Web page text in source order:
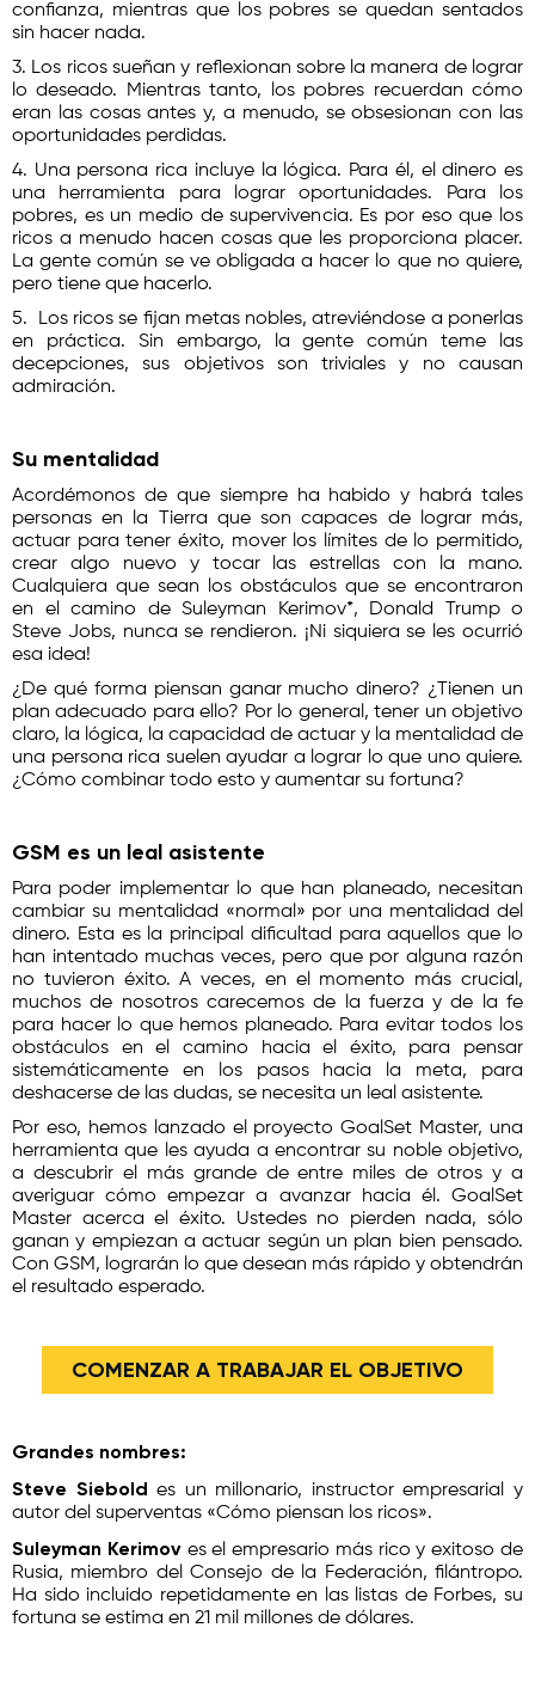
confianza, mientras que los pobres se quedan sentados
sin hacer nada.
3. Los ricos sueñan y reflexionan sobre la manera de lograr
lo deseado. Mientras tanto, los pobres recuerdan cómo
eran las cosas antes y, a menudo, se obsesionan con las
oportunidades perdidas.
4. Una persona rica incluye la lógica. Para él, el dinero es
una herramienta para lograr oportunidades. Para los
pobres, es un medio de supervivencia. Es por eso que los
ricos a menudo hacen cosas que les proporciona placer.
La gente común se ve obligada a hacer lo que no quiere,
pero tiene que hacerlo.
5. Los ricos se fijan metas nobles, atreviéndose a ponerlas
en práctica. Sin embargo, la gente común teme las
decepciones, sus objetivos son triviales y no causan
admiración.
Su mentalidad
Acordémonos de que siempre ha habido y habrá tales
personas en la Tierra que son capaces de lograr más,
actuar para tener éxito, mover los límites de lo permitido,
crear algo nuevo y tocar las estrellas con la mano.
Cualquiera que sean los obstáculos que se encontraron
en el camino de Suleyman Kerimov*, Donald Trump o
Steve Jobs, nunca se rendieron. ¡Ni siquiera se les ocurrió
esa idea!
¿De qué forma piensan ganar mucho dinero? ¿Tienen un
plan adecuado para ello? Por lo general, tener un objetivo
claro, la lógica, la capacidad de actuar y la mentalidad de
una persona rica suelen ayudar a lograr lo que uno quiere.
¿Cómo combinar todo esto y aumentar su fortuna?
GSM es un leal asistente
Para poder implementar lo que han planeado, necesitan
cambiar su mentalidad «normal» por una mentalidad del
dinero. Esta es la principal dificultad para aquellos que lo
han intentado muchas veces, pero que por alguna razón
no tuvieron éxito. A veces, en el momento más crucial,
muchos de nosotros carecemos de la fuerza y de la fe
para hacer lo que hemos planeado. Para evitar todos los
obstáculos en el camino hacia el éxito, para pensar
sistemáticamente en los pasos hacia la meta, para
deshacerse de las dudas, se necesita un leal asistente.
Por eso, hemos lanzado el proyecto GoalSet Master, una
herramienta que les ayuda a encontrar su noble objetivo,
a descubrir el más grande de entre miles de otros y a
averiguar cómo empezar a avanzar hacia él. GoalSet
Master acerca el éxito. Ustedes no pierden nada, sólo
ganan y empiezan a actuar según un plan bien pensado.
Con GSM, lograrán lo que desean más rápido y obtendrán
el resultado esperado.
COMENZAR A TRABAJAR EL OBJETIVO
Grandes nombres:
Steve Siebold es un millonario, instructor empresarial y
autor del superventas «Cómo piensan los ricos».
Suleyman Kerimoves el empresario más rico y exitoso de
Rusia, miembro del Consejo de la Federación, filántropo.
Ha sido incluido repetidamente en las listas de Forbes, su
fortuna se estima en 21 mil millones de dólares.